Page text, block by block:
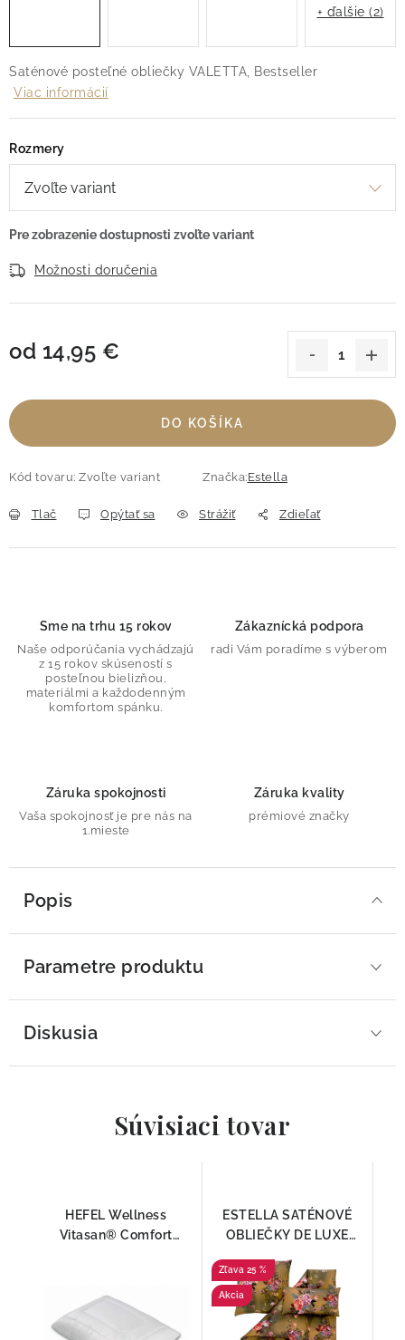
Saténové posteľné obliečky VALETTA, Bestseller
Viac informácií
Rozmery
Možnosti doručenia
od 14,95 €
DO KOŠÍKA
Kód tovaru: Zvoľte variant Značka:Estella
Tlač Opýtať sa Strážiť Zdieľať
+ ďalšie (2)
Sme na trhu 15 rokov
Naše odporúčania vychádzajú
z 15 rokov skúseností s
posteľnou bielizňou,
materiálmi a každodenným
komfortom spánku.
Zákaznícká podpora
radi Vám poradíme s výberom
Záruka spokojnosti
Vaša spokojnosť je pre nás na
1.mieste
Záruka kvality
prémiové značky
Popis
Parametre produktu
Diskusia
Súvisiaci tovar
HEFEL Wellness
Vitasan® Comfort
s Aloe Vera
ESTELLA SATÉNOVÉ
OBLIEČKY DE LUXE
25 %
Akcia